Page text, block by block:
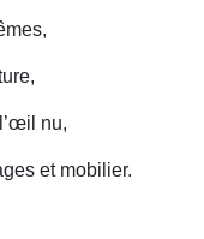
nu,
et mobilier.